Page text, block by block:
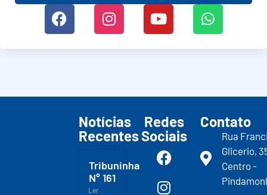
Notícias
Recentes
Tribuninha
N° 161
Ler
Redes
Sociais
Contato
Rua
Glicerio,
Centro -